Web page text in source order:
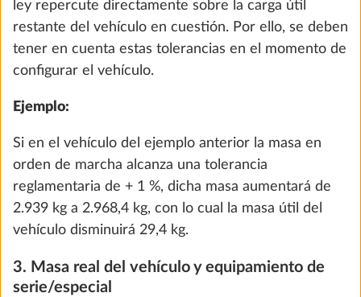
Ventanas sin marco, abatibles, cristal
doble tintado
DE SERIE
ley repercute directamente sobre la carga útil
restante del vehículo en cuestión. Por ello, se deben
tener en cuenta estas tolerancias en el momento de
configurar el vehículo.
Ejemplo:
Si en el vehículo del ejemplo anterior la masa en
orden de marcha alcanza una tolerancia
reglamentaria de + 1 %, dicha masa aumentará de
2.939 kg a 2.968,4 kg, con lo cual la masa útil del
vehículo disminuirá 29,4 kg.
3. Masa real del vehículo y equipamiento de
serie/especial